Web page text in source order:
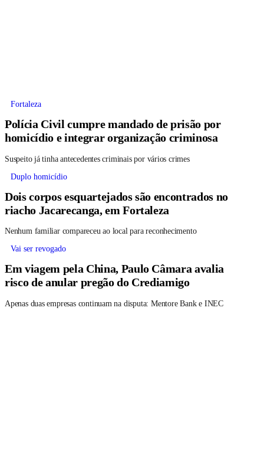
Fortaleza
Polícia Civil cumpre mandado de prisão por
homicídio e integrar organização criminosa
Suspeito já tinha antecedentes criminais por vários crimes
Duplo homicídio
Dois corpos esquartejados são encontrados no
riacho Jacarecanga, em Fortaleza
Nenhum familiar compareceu ao local para reconhecimento
Vai ser revogado
Em viagem pela China, Paulo Câmara avalia
risco de anular pregão do Crediamigo
Apenas duas empresas continuam na disputa: Mentore Bank e INEC